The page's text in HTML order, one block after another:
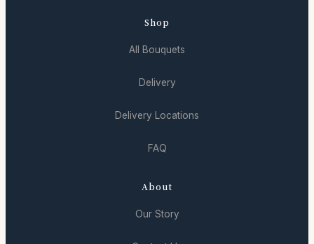
Shop
All Bouquets
Delivery
Delivery Locations
FAQ
About
Our Story